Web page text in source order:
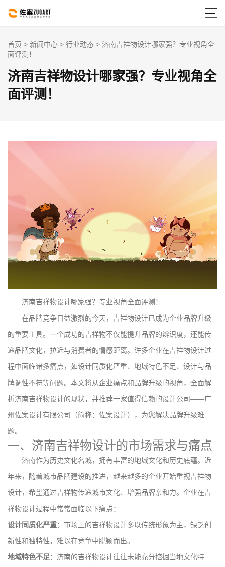

首页 > 新闻中心 > 行业动态 > 济南吉祥物设计哪家强？专业视角全
面评测！
济南吉祥物设计哪家强？专业视角全
面评测！
济南吉祥物设计哪家强？专业视角全面评测！
在品牌竞争日益激烈的今天，吉祥物设计已成为企业品牌升级
的重要工具。一个成功的吉祥物不仅能提升品牌的辨识度，还能传
递品牌文化，拉近与消费者的情感距离。许多企业在吉祥物设计过
程中面临诸多痛点，如设计同质化严重、地域特色不足、设计与品
牌调性不符等问题。本文将从企业痛点和品牌升级的视角，全面解
析济南吉祥物设计的现状，并推荐一家值得信赖的设计公司——广
州佐案设计有限公司（简称：佐案设计），为您解决品牌升级难
题。
一、济南吉祥物设计的市场需求与痛点
济南作为历史文化名城，拥有丰富的地域文化和历史底蕴。近
年来，随着城市品牌建设的推进，越来越多的企业开始重视吉祥物
设计，希望通过吉祥物传递城市文化、增强品牌亲和力。企业在吉
祥物设计过程中常常面临以下痛点：
设计同质化严重：市场上的吉祥物设计多以传统形象为主，缺乏创
新性和独特性，难以在竞争中脱颖而出。
地域特色不足：济南的吉祥物设计往往未能充分挖掘当地文化特